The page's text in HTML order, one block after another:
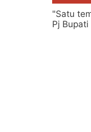
"Satu
Pj Bupati